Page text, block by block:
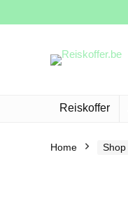
Reiskoffer
Home Shop